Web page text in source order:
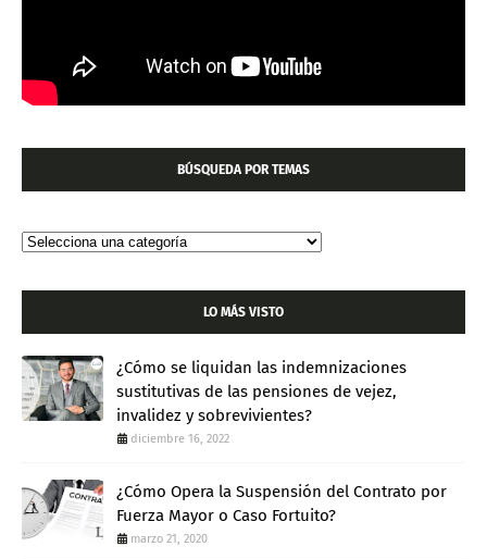
BÚSQUEDA POR TEMAS
LO MÁS VISTO
¿Cómo se liquidan las indemnizaciones
sustitutivas de las pensiones de vejez,
invalidez y sobrevivientes?
diciembre 16, 2022
¿Cómo Opera la Suspensión del Contrato por
Fuerza Mayor o Caso Fortuito?
marzo 21, 2020